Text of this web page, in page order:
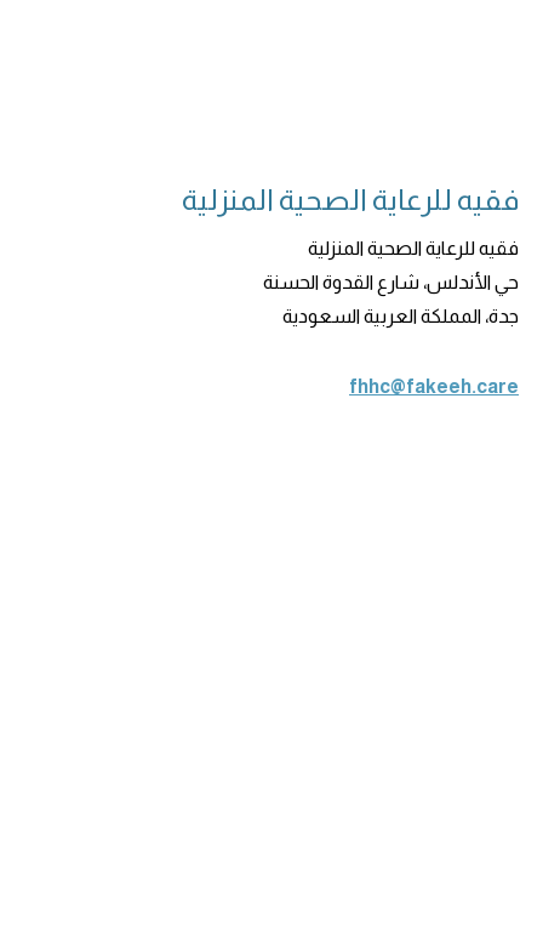
فقيه للرعاية الصحية المنزلية
فقيه للرعاية الصحية المنزلية
حي الأندلس، شارع القدوة الحسنة
جدة، المملكة العربية السعودية
fhhc@fakeeh.care